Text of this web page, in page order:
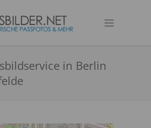
in Berlin